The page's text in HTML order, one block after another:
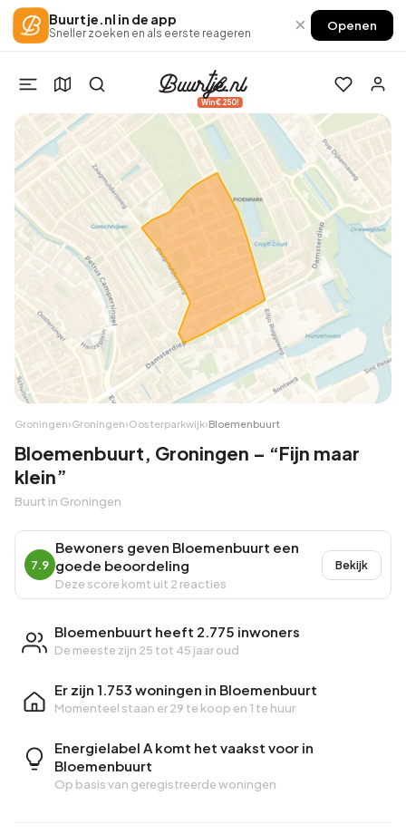
Buurtje.nl in de app
Sneller zoeken en als eerste reageren × Openen
Win €250!
Groningen›Groningen›Oosterparkwijk›Bloemenbuurt
Bloemenbuurt, Groningen – “Fijn maar
klein”
Buurt in Groningen
7.9
Bewoners geven Bloemenbuurt een
goede beoordeling
Deze score komt uit 2 reacties
Bekijk
Bloemenbuurt heeft 2.775 inwoners
De meeste zijn 25 tot 45 jaar oud
Er zijn 1.753 woningen in Bloemenbuurt
Momenteel staan er29 te koop en 1 te huur
Energielabel A komt het vaakst voor in
Bloemenbuurt
Op basis van geregistreerde woningen